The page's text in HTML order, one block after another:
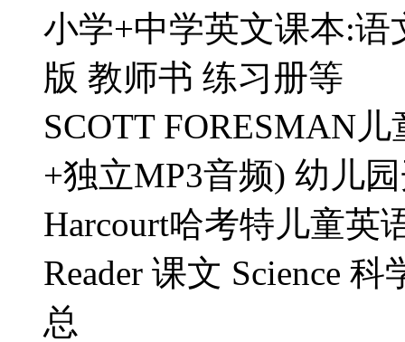
小学+中学英文课本:
版 教师书 练习册等
SCOTT FORESMAN
+独立MP3音频) 幼儿
Harcourt哈考特儿童英
Reader 课文 Science
总